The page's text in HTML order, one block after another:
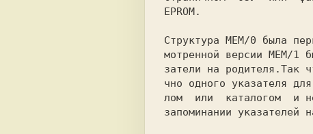
EPROM.
Структура MEM/0 была
мотренной версии MEM/1
затели на родителя.Так
чно одного указателя
лом  или  каталогом  и
запоминании указателей